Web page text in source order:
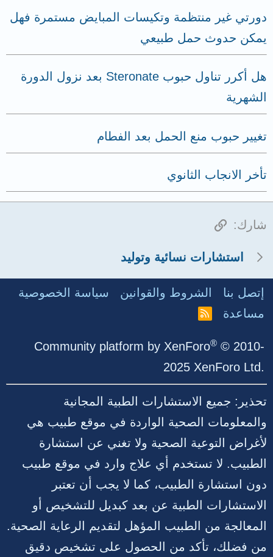
دورتي غير منتظمة وتكيسات المبايض مستمرة فهل
يمكن حدوث حمل طبيعي
هل أكرر تناول حبوب Steronate بعد نزول الدورة
الشهرية
تغيير حبوب منع الحمل بعد الفطام
تأخر الانجاب الثانوي
شارك: الرابط
استشارات نسائية وتوليد
إتصل بنا الشروط والقوانين
سياسة الخصوصية
مساعدة
R
Community platform by XenForo® © 2010-
2025 XenForo Ltd.
تحذير: جميع الاستشارات الطبية المجانية
والمعلومات الصحية الواردة في موقع طبيب هي
لأغراض التوعية الصحية ولا تغني عن استشارة
الطبيب. لا تستخدم أي علاج وارد في موقع طبيب
دون استشارة الطبيب، كما لا يجب أن تعتبر
الاستشارات الطبية عن بعد كبديل للتشخيص أو
المعالجة من الطبيب المؤهل لتقديم الرعاية الصحية.
من فضلك، تأكد من الحصول على تشخيص دقيق